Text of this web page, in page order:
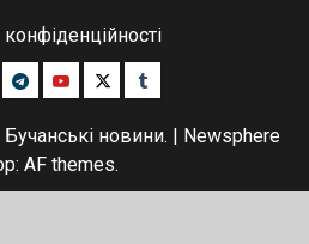
конфіденційності
TelegramYoutubeTwitterTumblr
новини.
Newsphere
AF themes.